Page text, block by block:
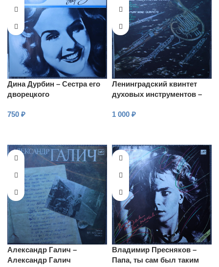
Дина Дурбин – Сестра его
дворецкого
750 ₽
Ленинградский квинтет
духовых инструментов –
Джон Мэдден – Духовые
1 000 ₽
Александр Галич –
Александр Галич
Владимир Пресняков –
Папа, ты сам был таким